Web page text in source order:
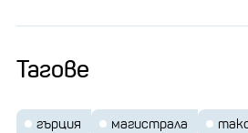
Тагове
гърция магистрала